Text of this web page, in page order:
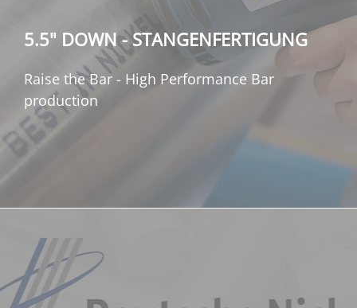
5.5" DOWN - STANGENFERTIGUNG
Raise the Bar - High Performance Bar
production